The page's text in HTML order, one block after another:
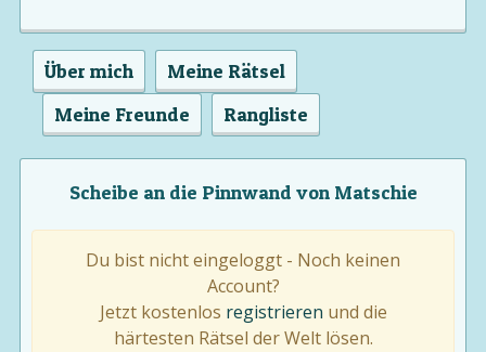
Über mich
Meine Rätsel
Meine Freunde
Rangliste
Scheibe an die Pinnwand von Matschie
Du bist nicht eingeloggt - Noch keinen
Account?
Jetzt kostenlos registrieren und die
härtesten Rätsel der Welt lösen.